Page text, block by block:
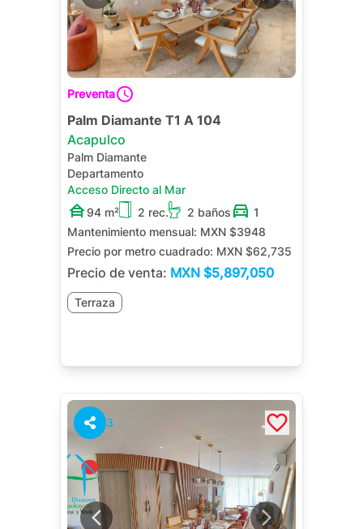
Preventa
Palm Diamante T1 A 104
Acapulco
Palm Diamante
Departamento
Acceso Directo al Mar
94 m²
2 rec. 2 baños
1
Mantenimiento mensual: MXN $3948
Precio por metro cuadrado: MXN $62,735
Precio de venta: MXN $5,897,050
Terraza
3